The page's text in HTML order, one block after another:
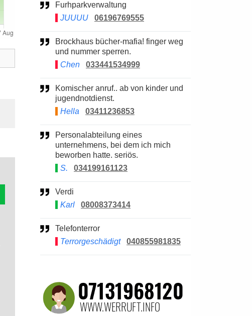
Furhparkverwaltung
JUUUU
06196769555
Brockhaus bücher-mafia! finger weg
und nummer sperren.
Chen
033441534999
Komischer anruf.. ab von kinder und
jugendnotdienst.
Hella
03411236853
Personalabteilung eines
unternehmens, bei dem ich mich
beworben hatte. seriös.
S.
034199161123
Verdi
Karl
08008373414
Telefonterror
Terrorgeschädigt
040855981835